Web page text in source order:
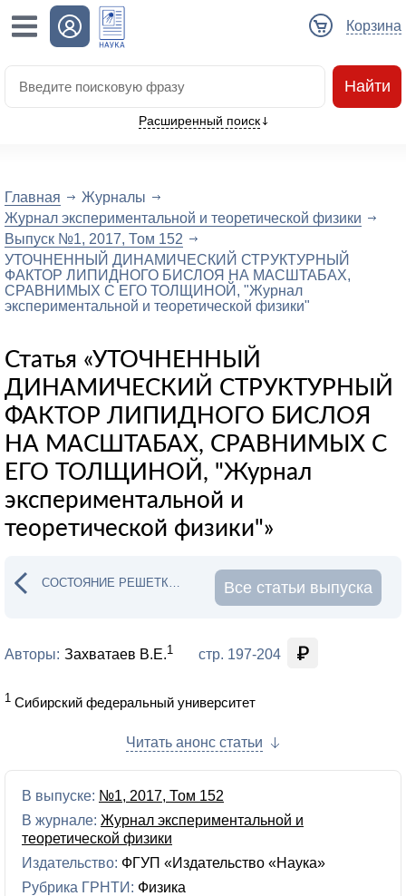
Корзина
Расширенный поиск
Найти
Главная
Журналы
Журнал экспериментальной и теоретической физики
Выпуск №1, 2017, Том 152
УТОЧНЕННЫЙ ДИНАМИЧЕСКИЙ СТРУКТУРНЫЙ
ФАКТОР ЛИПИДНОГО БИСЛОЯ НА МАСШТАБАХ,
СРАВНИМЫХ С ЕГО ТОЛЩИНОЙ, "Журнал
экспериментальной и теоретической физики"
Статья «УТОЧНЕННЫЙ
ДИНАМИЧЕСКИЙ СТРУКТУРНЫЙ
ФАКТОР ЛИПИДНОГО БИСЛОЯ
НА МАСШТАБАХ, СРАВНИМЫХ С
ЕГО ТОЛЩИНОЙ, "Журнал
экспериментальной и
теоретической физики"»
СОСТОЯНИЕ РЕШЕТКИ КОНДО В ПРИСУТСТВИИ ОСОБЕНН Все статьи выпуска
Авторы: Захватаев В.Е.1 стр. 197-204
1 Сибирский федеральный университет
Читать анонс статьи
В выпуске: №1, 2017, Том 152
В журнале: Журнал экспериментальной и
теоретической физики
Издательство: ФГУП «Издательство «Наука»
Рубрика ГРНТИ: Физика